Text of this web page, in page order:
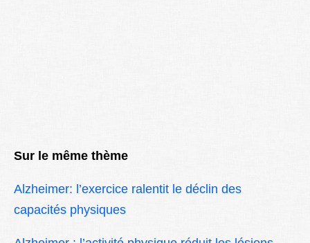
Sur le même thème
Alzheimer: l’exercice ralentit le déclin des
capacités physiques